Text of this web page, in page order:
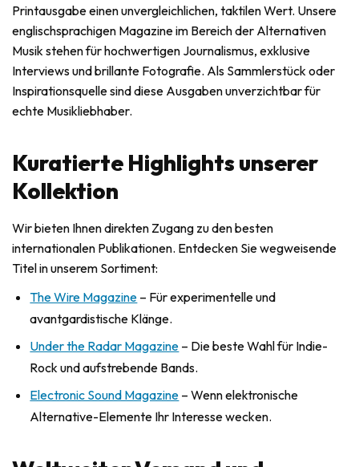
Printausgabe einen unvergleichlichen, taktilen Wert. Unsere
englischsprachigen Magazine im Bereich der Alternativen
Musik stehen für hochwertigen Journalismus, exklusive
Interviews und brillante Fotografie. Als Sammlerstück oder
Inspirationsquelle sind diese Ausgaben unverzichtbar für
echte Musikliebhaber.
Kuratierte Highlights unserer
Kollektion
Wir bieten Ihnen direkten Zugang zu den besten
internationalen Publikationen. Entdecken Sie wegweisende
Titel in unserem Sortiment:
The Wire Magazine – Für experimentelle und
avantgardistische Klänge.
Under the Radar Magazine – Die beste Wahl für Indie-
Rock und aufstrebende Bands.
Electronic Sound Magazine – Wenn elektronische
Alternative-Elemente Ihr Interesse wecken.